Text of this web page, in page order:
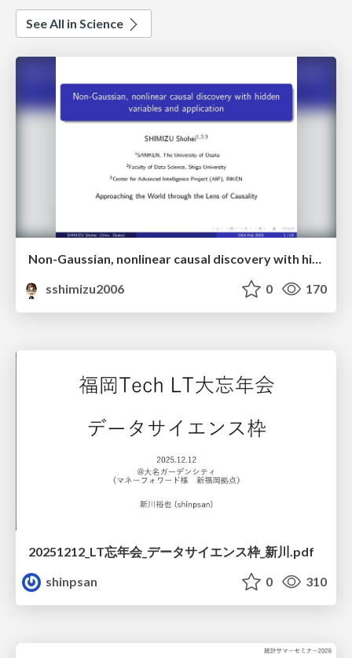
See All in Science
sshimizu2006
0 170
20251212_LT忘年会_データサイエンス枠_新川.pdf
shinpsan
0 310